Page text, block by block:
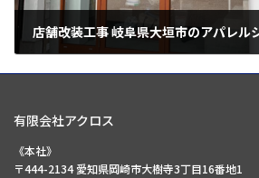
店舗改装工事 岐阜県大垣市のアパレル
有限会社アクロス
《本社》
〒444-2134 愛知県岡崎市大樹寺3丁目16番地1